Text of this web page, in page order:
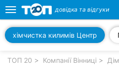
компанії
Toggle
navigation
довідка та відгуки
хімчистка килимів Центр
ТОП 20 Компанії Вінниці